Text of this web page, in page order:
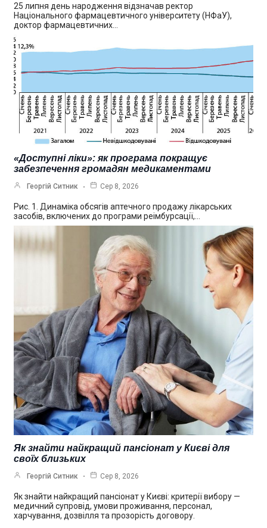
25 липня день народження відзначав ректор
Національного фармацевтичного університету (НФаУ),
доктор фармацевтичних…
«Доступні ліки»: як програма покращує
забезпечення громадян медикаментами
Георгій Ситник Сер 8, 2026
Рис. 1. Динаміка обсягів аптечного продажу лікарських
засобів, включених до програми реімбурсації,…
Як знайти найкращий пансіонат у Києві для
своїх близьких
Георгій Ситник Сер 8, 2026
Як знайти найкращий пансіонат у Києві: критерії вибору —
медичний супровід, умови проживання, персонал,
харчування, дозвілля та прозорість договору.